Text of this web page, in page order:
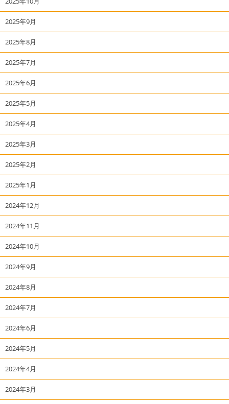
2025年9月
2025年8月
2025年7月
2025年6月
2025年5月
2025年4月
2025年3月
2025年2月
2025年1月
2024年12月
2024年11月
2024年10月
2024年9月
2024年8月
2024年7月
2024年6月
2024年5月
2024年4月
2024年3月